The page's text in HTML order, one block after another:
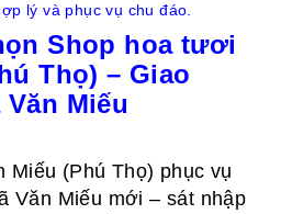
lý và phục vụ chu đáo.
Shop hoa tươi
Thọ) – Giao
Văn Miếu
Miếu (Phú Thọ) phục vụ
Văn Miếu mới – sát nhập